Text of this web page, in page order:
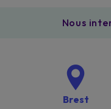
Nous
Brest